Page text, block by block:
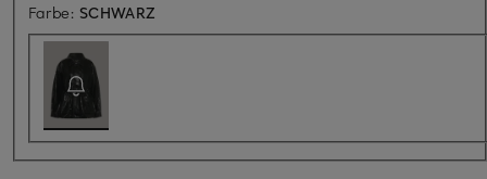
Farbe: SCHWARZ